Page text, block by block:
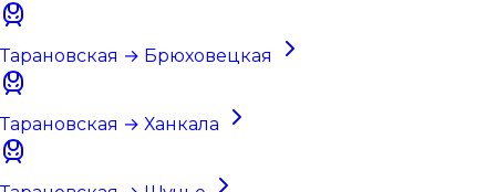
Тарановская → Брюховецкая
Тарановская → Ханкала